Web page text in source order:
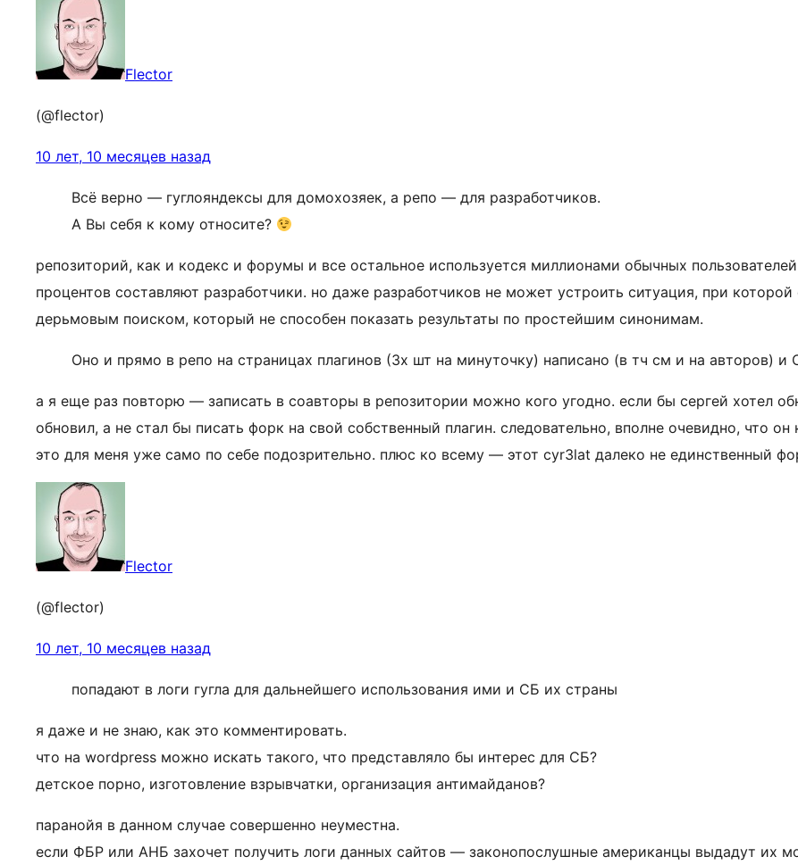
Flector
(@flector)
10 лет, 10 месяцев назад
Всё верно — гуглояндексы для домохозяек, а репо — для разработчиков.
А Вы себя к кому относите?
репозиторий, как и кодекс и форумы и все остальное используется миллионами обычных
процентов составляют разработчики. но даже разработчиков не может устроить ситуация, при
дерьмовым поиском, который не способен показать результаты по простейшим синонимам.
Оно и прямо в репо на страницах плагинов (3х шт на минуточку) написано (в тч см и на авторов) и
а я еще раз повторю — записать в соавторы в репозитории можно кого угодно. если бы сергей хотел
обновил, а не стал бы писать форк на свой собственный плагин. следовательно, вполне очевидно, что
это для меня уже само по себе подозрительно. плюс ко всему — этот cyr3lat далеко не единственный
Flector
(@flector)
10 лет, 10 месяцев назад
попадают в логи гугла для дальнейшего использования ими и СБ их страны
я даже и не знаю, как это комментировать.
что на wordpress можно искать такого, что представляло бы интерес для СБ?
детское порно, изготовление взрывчатки, организация антимайданов?
паранойя в данном случае совершенно неуместна.
если ФБР или АНБ захочет получить логи данных сайтов — законопослушные американцы выдадут их